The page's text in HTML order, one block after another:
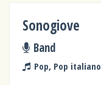
Sonogiove
Band
Pop, Pop italiano